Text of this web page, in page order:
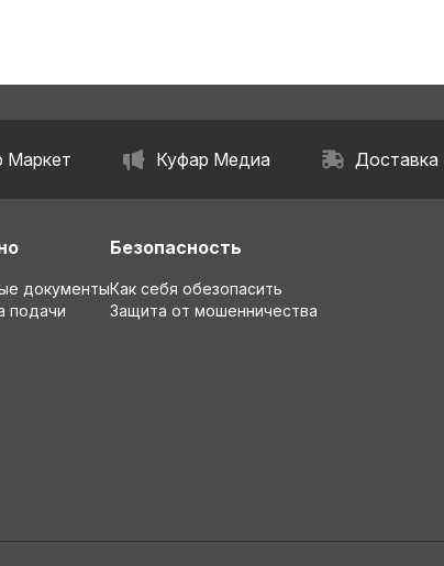
Маркет Куфар Медиа Доставка
документы
подачи
Безопасность
Как себя обезопасить
Защита от мошенничества